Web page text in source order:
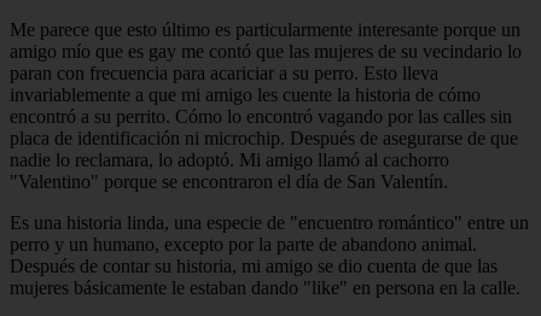
Me parece que esto último es particularmente interesante porque un
amigo mío que es gay me contó que las mujeres de su vecindario lo
paran con frecuencia para acariciar a su perro. Esto lleva
invariablemente a que mi amigo les cuente la historia de cómo
encontró a su perrito. Cómo lo encontró vagando por las calles sin
placa de identificación ni microchip. Después de asegurarse de que
nadie lo reclamara, lo adoptó. Mi amigo llamó al cachorro
"Valentino" porque se encontraron el día de San Valentín.
Es una historia linda, una especie de "encuentro romántico" entre un
perro y un humano, excepto por la parte de abandono animal.
Después de contar su historia, mi amigo se dio cuenta de que las
mujeres básicamente le estaban dando "like" en persona en la calle.